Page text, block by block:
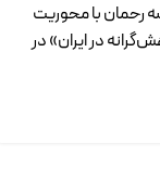
با محوریت
در ایران» در